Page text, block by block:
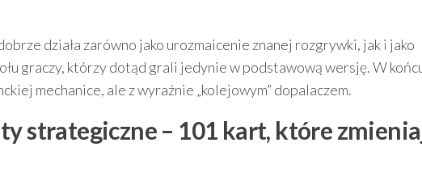
działa zarówno jako urozmaicenie znanej rozgrywki, jak i jako
graczy, którzy dotąd grali jedynie w podstawową wersję. W
mechanice, ale z wyraźnie „kolejowym” dopalaczem.
strategiczne – 101 kart, które